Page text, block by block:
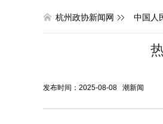
杭州政协新闻网 中国人
发布时间：2025-08-08 潮新闻